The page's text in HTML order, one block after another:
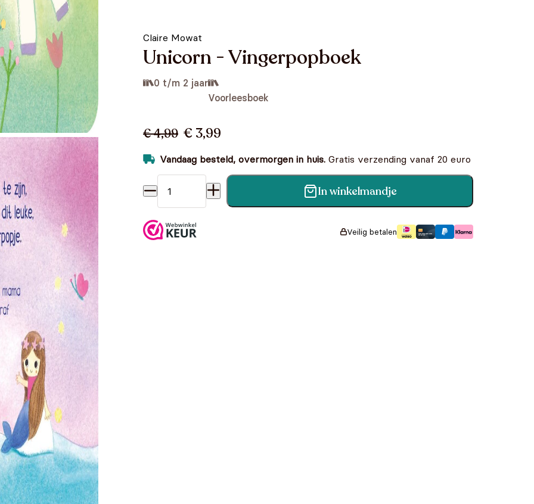
Claire Mowat
Unicorn - Vingerpopboek
0 t/m 2 jaar
Voorleesboek
€ 4,99 € 3,99
Vandaag besteld, overmorgen in huis. Gratis verzending vanaf 20 euro
Unicorn - Vingerpopboek aantal In winkelmandje
Veilig betalen